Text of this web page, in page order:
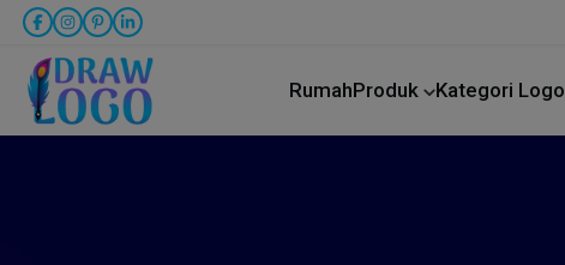
RumahProduk Kategori Logo